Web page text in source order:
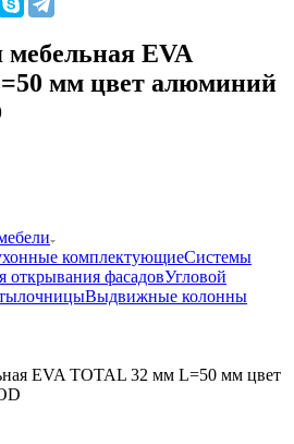
мебельная EVA
мм цвет алюминий
комплектующиеСистемы
открывания фасадовУгловой
Выдвижные колонны
EVA TOTAL 32 мм L=50 мм цвет